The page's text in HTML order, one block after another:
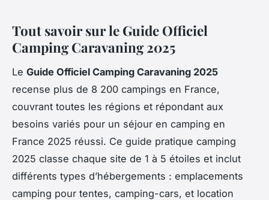
Tout savoir sur le Guide Officiel
Camping Caravaning 2025
Le Guide Officiel Camping Caravaning 2025
recense plus de 8 200 campings en France,
couvrant toutes les régions et répondant aux
besoins variés pour un séjour en camping en
France 2025 réussi. Ce guide pratique camping
2025 classe chaque site de 1 à 5 étoiles et inclut
différents types d’hébergements : emplacements
camping pour tentes, camping-cars, et location